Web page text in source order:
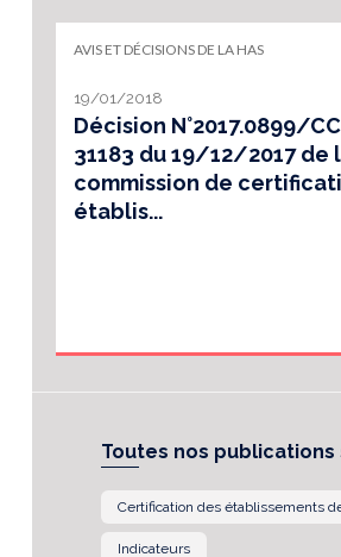
AVIS ET DÉCISIONS DE LA HAS
19/01/2018
Décision N°2017.0899/
31183 du 19/12/2017 de
commission de
établis...
Toutes nos publications
Certification des établissements
Indicateurs